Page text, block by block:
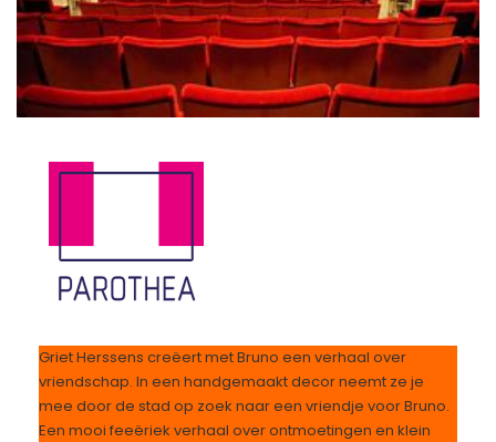
Griet Herssens creëert met Bruno een verhaal over
vriendschap. In een handgemaakt decor neemt ze je
mee door de stad op zoek naar een vriendje voor Bruno.
Een mooi feeëriek verhaal over ontmoetingen en klein